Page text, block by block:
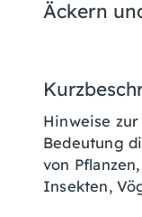
Äckern
Hinweise
Bedeutung
von
Insekten,